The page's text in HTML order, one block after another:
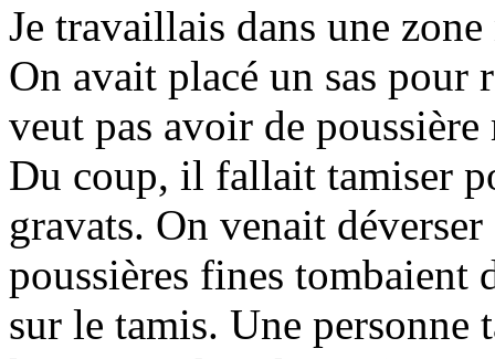
Je travaillais dans une
On avait placé un sas pour
veut pas avoir de
Du coup, il fallait tamiser
gravats. On venait
poussières fines tombaient
sur le tamis. Une personne